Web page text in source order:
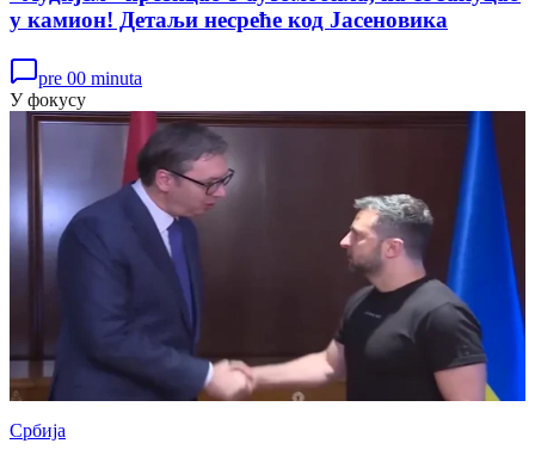
у камион! Детаљи несреће код Јасеновика
pre 00 minuta
У фокусу
Србија